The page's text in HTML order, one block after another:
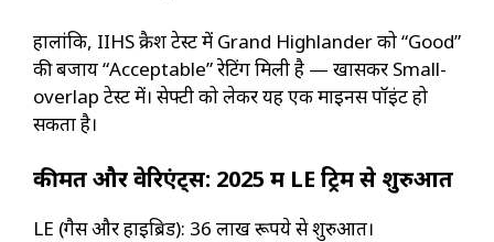
हालांकि, IIHS क्रैश टेस्ट में Grand Highlander को “Good”
की बजाय “Acceptable” रेटिंग मिली है — खासकर Small-
overlap टेस्ट में। सेफ्टी को लेकर यह एक माइनस पॉइंट हो
सकता है।
कीमत और वेरिएंट्स: 2025 में LE ट्रिम से शुरुआत
LE (गैस और हाइब्रिड): 36 लाख रूपये से शुरुआत।